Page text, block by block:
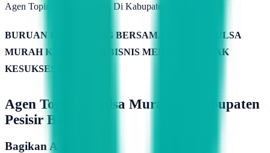
Agen Topindo Pulsa Murah Di Kabupaten Pesisir Barat
BURUAN BERGABUNG BERSAMA SERVER PULSA
MURAH KAMIMITRA BISNIS MENUJU PUNCAK
KESUKSESAN
Agen Topindo Pulsa Murah Di Kabupaten
Pesisir Barat
Bagikan Artikel